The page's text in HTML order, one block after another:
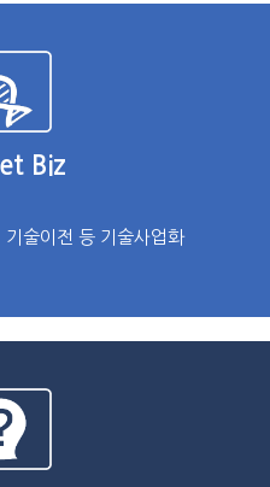
Biz
술이전 등 기술사업화